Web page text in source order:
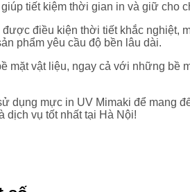
tiết kiệm thời gian in và giữ cho
điều kiện thời tiết khắc nghiệt,
phẩm yêu cầu độ bền lâu dài.
mặt vật liệu, ngay cả với những bề
dụng mực in UV Mimaki để mang
dịch vụ tốt nhất tại Hà Nội!